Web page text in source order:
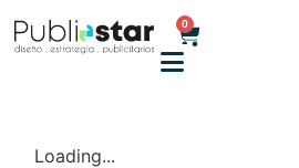
0
Loading...